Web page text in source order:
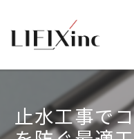
止水工事で